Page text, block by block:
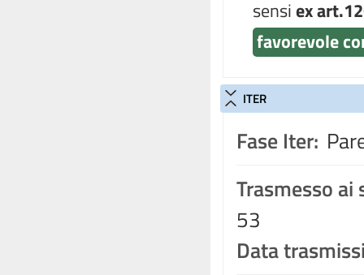
sensiex
favorevole
ITER
Fase Iter:
Trasmesso ai
53
Data